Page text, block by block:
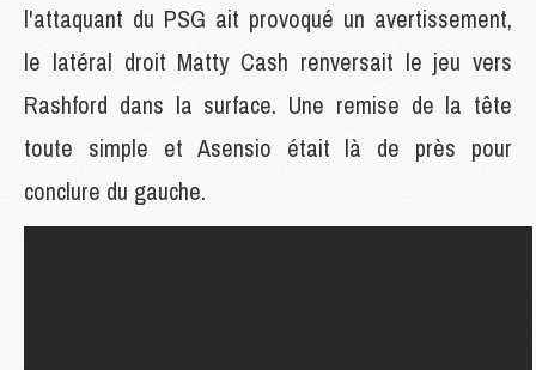
l'attaquant du PSG ait provoqué un avertissement,
le latéral droit Matty Cash renversait le jeu vers
Rashford dans la surface. Une remise de la tête
toute simple et Asensio était là de près pour
conclure du gauche.